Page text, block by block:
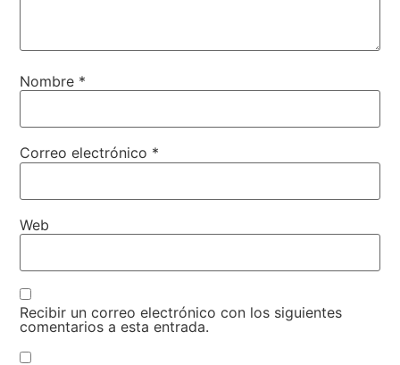
Nombre *
Correo electrónico *
Web
Recibir un correo electrónico con los siguientes
comentarios a esta entrada.